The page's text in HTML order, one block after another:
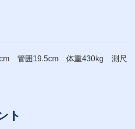
管囲19.5cm 体重430kg 測尺
ト